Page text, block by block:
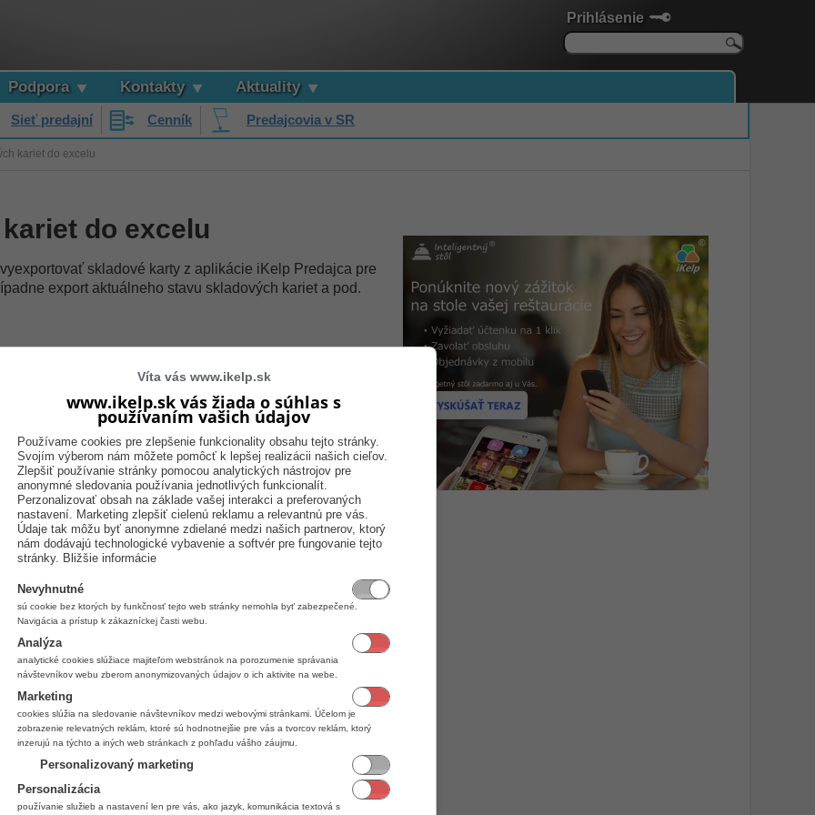
Prihlásenie
Podpora Kontakty Aktuality
Sieť predajní Cenník Predajcovia v SR
kariet do excelu
do excelu
skladové karty z aplikácie iKelp Predajca pre
export aktuálneho stavu skladových kariet a pod.
na Sklad -> Kartyv hlavnom menu aplikácie
nástrojovej lište.
zahrnúť do vyexportovaného súboru.Export kariet
skladovými kartami, preto je potrebné karty
pravým tlačidlom označte karty hromadne.)
myši.
výstupov skladových kariet.
Export.
kariet vyexportovaných do excelu:
bez DPH.
karte.
skladová karta zaradená.
Víta vás www.ikelp.sk
www.ikelp.sk vás žiada o súhlas s
používaním vašich údajov
Používame cookies pre zlepšenie funkcionality obsahu tejto stránky.
Svojím výberom nám môžete pomôcť k lepšej realizácii našich cieľov.
Zlepšiť používanie stránky pomocou analytických nástrojov pre
anonymné sledovania používania jednotlivých funkcionalít.
Perzonalizovať obsah na základe vašej interakci a preferovaných
nastavení. Marketing zlepšiť cielenú reklamu a relevantnú pre vás.
Údaje tak môžu byť anonymne zdielané medzi našich partnerov, ktorý
nám dodávajú technologické vybavenie a softvér pre fungovanie tejto
stránky. Bližšie informácie
Nevyhnutné
sú cookie bez ktorých by funkčnosť tejto web stránky nemohla byť zabezpečené.
Navigácia a prístup k zákazníckej časti webu.
Analýza
analytické cookies slúžiace majiteľom webstránok na porozumenie správania
návštevníkov webu zberom anonymizovaných údajov o ich aktivite na webe.
Marketing
cookies slúžia na sledovanie návštevníkov medzi webovými stránkami. Účelom je
zobrazenie relevatných reklám, ktoré sú hodnotnejšie pre vás a tvorcov reklám, ktorý
inzerujú na týchto a iných web stránkach z pohľadu vášho záujmu.
Personalizovaný marketing
Personalizácia
používanie služieb a nastavení len pre vás, ako jazyk, komunikácia textová s